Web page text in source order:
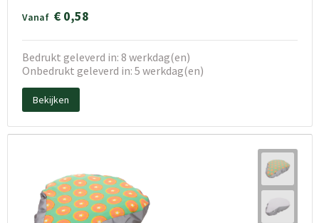
Vanaf € 0,58
Bedrukt geleverd in: 8 werkdag(en)
Onbedrukt geleverd in: 5 werkdag(en)
Bekijken